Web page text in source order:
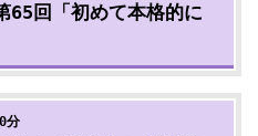
65回「初めて本格的に
分